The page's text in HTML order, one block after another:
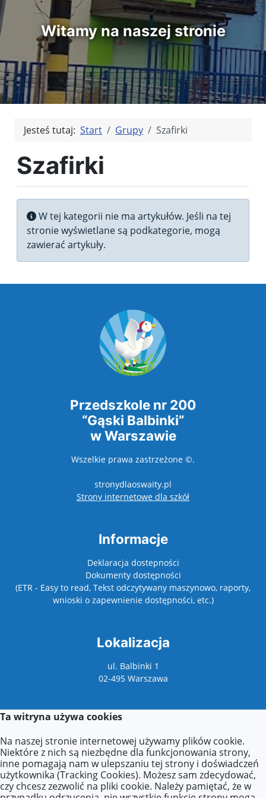
Witamy na naszej stronie
Jesteś tutaj: Start Grupy Szafirki
Szafirki
Informacja
W tej kategorii nie ma artykułów. Jeśli na tej
stronie wyświetlane są podkategorie, mogą
zawierać artykuły.
Przedszkole nr 200
“Gąski Balbinki”
w Warszawie
Wszelkie prawa zastrzeżone ©.
stronydlaoswaity.pl
Strony internetowe dla szkółotwiera się w
Informacje
Deklaracja dostepności
Dokumenty dostępności
(ETR - Easy to read, Tekst odczytywany maszynowo, raporty,
wnioski o zapewnienie dostępności, etc.)
Lokalizacja
ul. Balbinki 1
02-495 Warszawa
Kontakt
Kontakt z sekretariatem:
poniedziałek: 9:00–17:00
wtorek–piątek: 8:00–16:00
Agnieszka Zdzieborska
Ta witryna używa cookies
Na naszej stronie internetowej używamy plików cookie.
Niektóre z nich są niezbędne dla funkcjonowania strony,
inne pomagają nam w ulepszaniu tej strony i doświadczeń
użytkownika (Tracking Cookies). Możesz sam zdecydować,
czy chcesz zezwolić na pliki cookie. Należy pamiętać, że w